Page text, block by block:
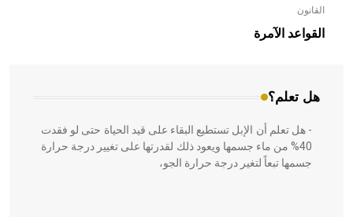
القانون
القواعد الآمرة
هل تعلم؟
- هل تعلم أن الأبلق نوع من الفنون الهندسية التي ارتبطت
بالعمارة الإسلامية في بلاد الشام ومصر خاصة، حيث يحرص
المعمار على بناء مداميكه وخاصة في الواجهات
- هل تعلم أن الإبل تستطيع البقاء على قيد الحياة حتى لو فقدت
40% من ماء جسمها ويعود ذلك لقدرتها على تغيير درجة حرارة
جسمها تبعاً لتغير درجة حرارة الجو،